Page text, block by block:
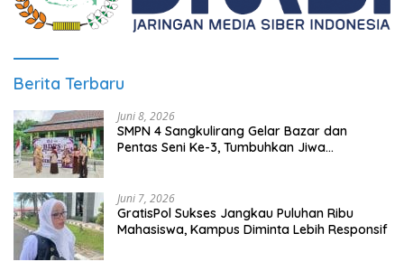
Berita Terbaru
Juni 8, 2026
SMPN 4 Sangkulirang Gelar Bazar dan
Pentas Seni Ke-3, Tumbuhkan Jiwa
Juni 7, 2026
GratisPol Sukses Jangkau Puluhan Ribu
Mahasiswa, Kampus Diminta Lebih Responsif